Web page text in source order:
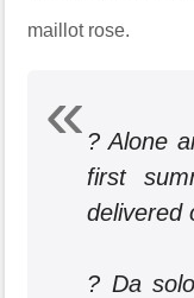
maillot rose.
? Alone
first
delivered
? Da